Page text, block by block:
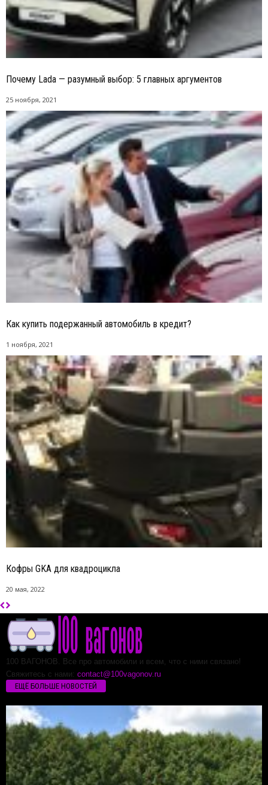
Почему Lada — разумный выбор: 5 главных аргументов
25 ноября, 2021
Как купить подержанный автомобиль в кредит?
1 ноября, 2021
Кофры GKA для квадроцикла
20 мая, 2022
100 ВАГОНОВ. Все про автомобили и всем, что с ними связано!
Свяжитесь с нами: contact@100vagonov.ru
ЕЩЁ БОЛЬШЕ НОВОСТЕЙ